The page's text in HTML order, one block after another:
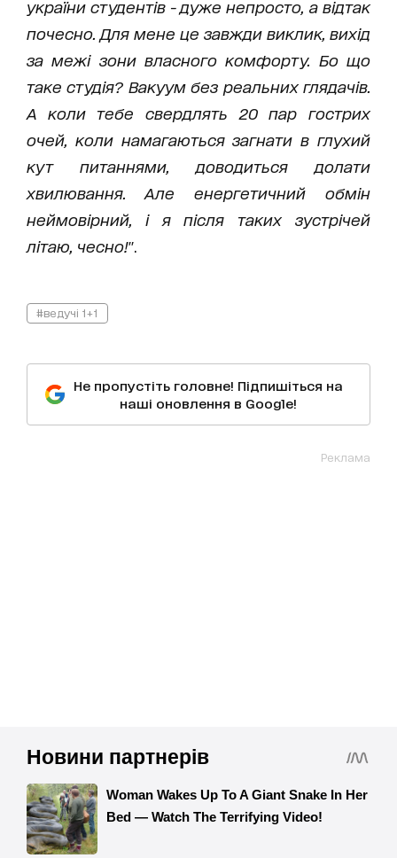
україни студентів - дуже непросто, а відтак
почесно. Для мене це завжди виклик, вихід
за межі зони власного комфорту. Бо що
таке студія? Вакуум без реальних глядачів.
А коли тебе свердлять 20 пар гострих
очей, коли намагаються загнати в глухий
кут питаннями, доводиться долати
хвилювання. Але енергетичний обмін
неймовірний, і я після таких зустрічей
літаю, чесно!".
#ведучі 1+1
Не пропустіть головне! Підпишіться на
наші оновлення в Google!
Реклама